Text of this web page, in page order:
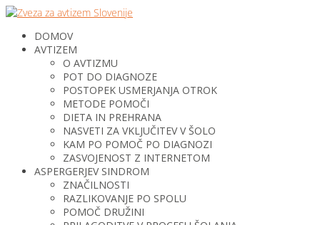
DOMOV
AVTIZEM
O AVTIZMU
POT DO DIAGNOZE
POSTOPEK USMERJANJA OTROK
METODE POMOČI
DIETA IN PREHRANA
NASVETI ZA VKLJUČITEV V ŠOLO
KAM PO POMOČ PO DIAGNOZI
ZASVOJENOST Z INTERNETOM
ASPERGERJEV SINDROM
ZNAČILNOSTI
RAZLIKOVANJE PO SPOLU
POMOČ DRUŽINI